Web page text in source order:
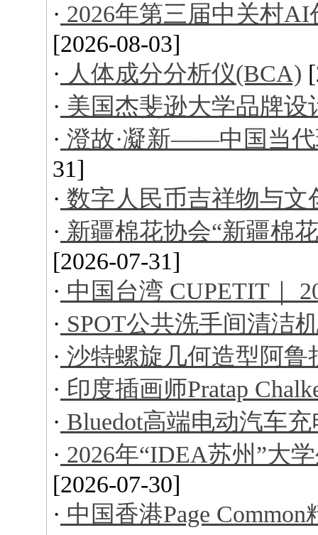
· 2026年第三届中关村
[2026-08-03]
· 人体成分分析仪(BCA)
· 美国杰斐逊大学品牌设
· 澄故·凝新——中国当
31]
· 数字人民币吉祥物与文
· 新疆棉花协会“新疆棉
[2026-07-31]
· 中国台湾 CUPETIT｜
· SPOT公共洗手间清洁
· 沙特螺旋几何造型阿鲁
· 印度插画师Pratap
· Bluedot高端电动汽车
· 2026年“IDEA苏州”大
[2026-07-30]
· 中国香港Page